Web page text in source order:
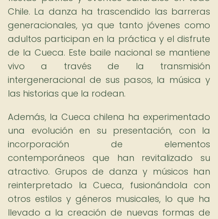
Chile. La danza ha trascendido las barreras
generacionales, ya que tanto jóvenes como
adultos participan en la práctica y el disfrute
de la Cueca. Este baile nacional se mantiene
vivo a través de la transmisión
intergeneracional de sus pasos, la música y
las historias que la rodean.
Además, la Cueca chilena ha experimentado
una evolución en su presentación, con la
incorporación de elementos
contemporáneos que han revitalizado su
atractivo. Grupos de danza y músicos han
reinterpretado la Cueca, fusionándola con
otros estilos y géneros musicales, lo que ha
llevado a la creación de nuevas formas de